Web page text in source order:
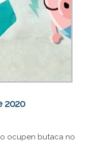
2020
ocupen butaca no